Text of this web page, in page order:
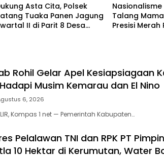
Asta Cita, Polsek
Tuaka Panen Jagung
II di Parit 8 Desa
Nasionalisme
Talang
Presisi Merah
Rohil Gelar Apel Kesiapsiagaan
Musim Kemarau dan El Nino
6, 2026
Kompas 1 net — Pemerintah Kabupaten…
Pelalawan TNI dan RPK PT
10 Hektar di Kerumutan, Water